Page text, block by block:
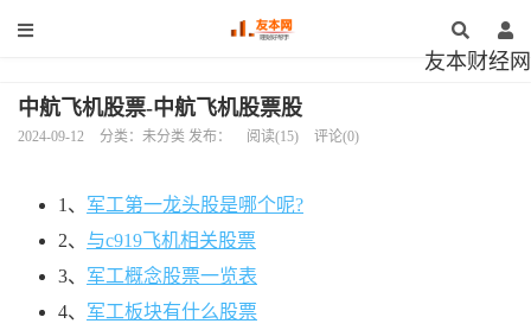
友本财经网
中航飞机股票-中航飞机股票股
2024-09-12 分类：未分类 发布： 阅读(15) 评论(0)
1、 军工第一龙头股是哪个呢?
2、 与c919飞机相关股票
3、 军工概念股票一览表
4、 军工板块有什么股票